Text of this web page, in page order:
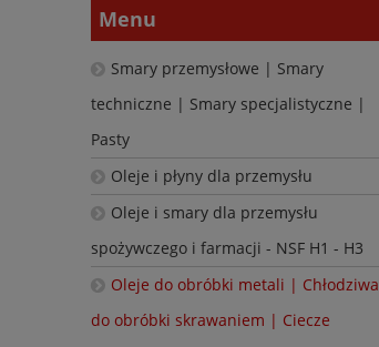
Menu
Smary przemysłowe | Smary
techniczne | Smary specjalistyczne |
Pasty
Oleje i płyny dla przemysłu
Oleje i smary dla przemysłu
spożywczego i farmacji - NSF H1 - H3
Oleje do obróbki metali | Chłodziwa
do obróbki skrawaniem | Ciecze